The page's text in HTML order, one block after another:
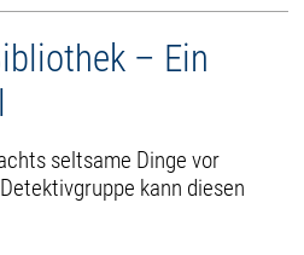
– Ein
seltsame Dinge vor
kann diesen